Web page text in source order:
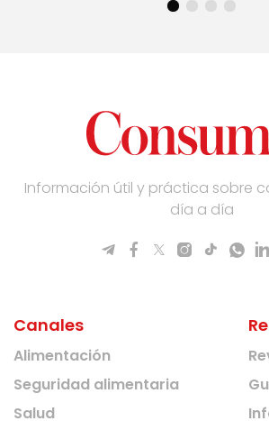
Información útil y práctica sobre
día a día
Canales
Alimentación
Seguridad alimentaria
Salud